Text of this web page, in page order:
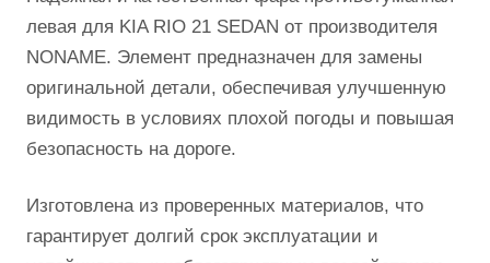
левая для KIA RIO 21 SEDAN от производителя
NONAME. Элемент предназначен для замены
оригинальной детали, обеспечивая улучшенную
видимость в условиях плохой погоды и повышая
безопасность на дороге.
Изготовлена из проверенных материалов, что
гарантирует долгий срок эксплуатации и